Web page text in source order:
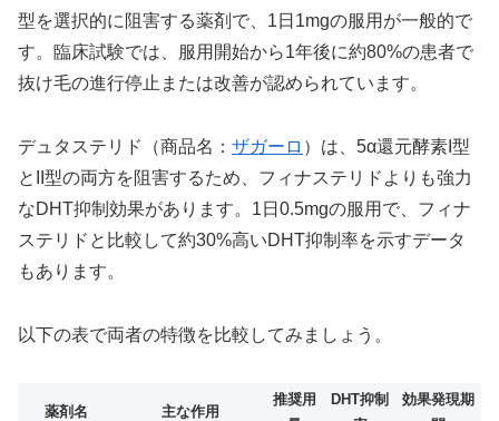
型を選択的に阻害する薬剤で、1日1mgの服用が一般的で
す。臨床試験では、服用開始から1年後に約80%の患者で
抜け毛の進行停止または改善が認められています。
デュタステリド（商品名： ザガーロ ）は、5α還元酵素I型
とII型の両方を阻害するため、フィナステリドよりも強力
なDHT抑制効果があります。1日0.5mgの服用で、フィナ
ステリドと比較して約30%高いDHT抑制率を示すデータ
もあります。
以下の表で両者の特徴を比較してみましょう。
薬剤名 主な作用
推奨用
DHT抑制
効果発現期